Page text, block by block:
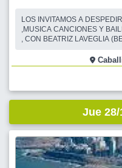
LOS INVITAMOS A
,MUSICA CANCIONES Y
, CON BEATRIZ LAVEGLIA
LAS EPOCAS Y
ESPERAMOS !!!
Jue 28/